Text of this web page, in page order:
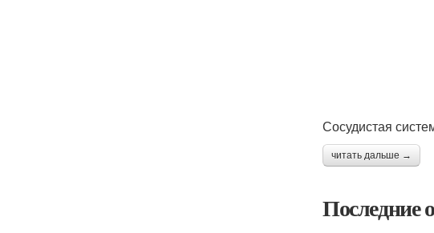
Сосудистая
читать дальше →
Последние